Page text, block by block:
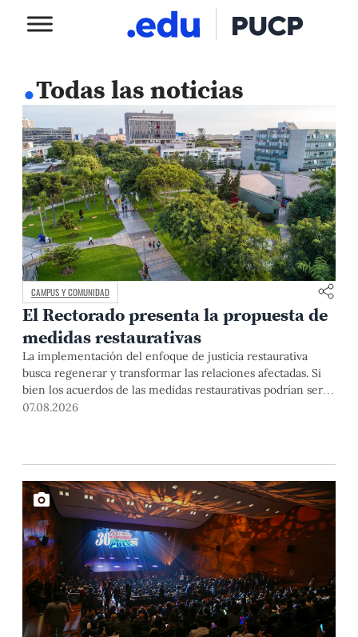
.Todas las noticias
CAMPUS Y COMUNIDAD
El Rectorado presenta la propuesta de
medidas restaurativas
La implementación del enfoque de justicia restaurativa
busca regenerar y transformar las relaciones afectadas. Si
bien los acuerdos de las medidas restaurativas podrían ser
considerados por las instancias disciplinarias, este proceso
07.08.2026